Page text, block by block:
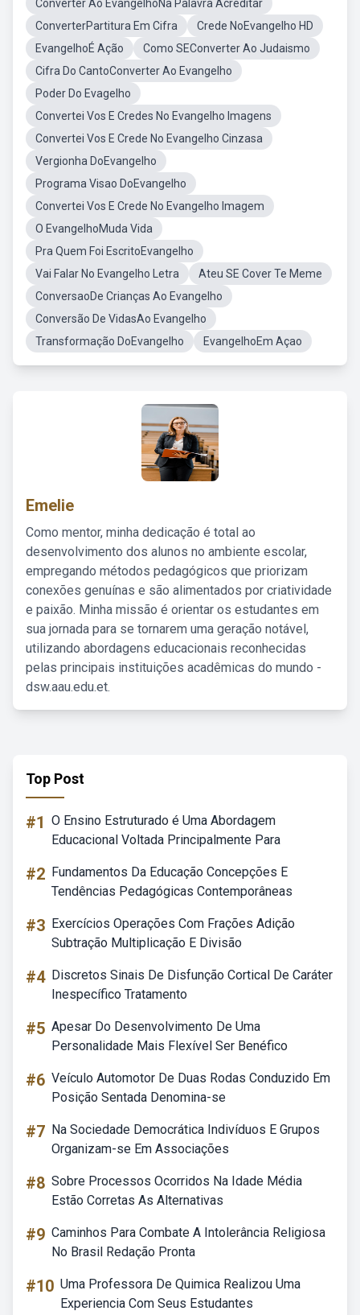
Converter Ao EvangelhoNa Palavra Acreditar
ConverterPartitura Em Cifra
Crede NoEvangelho HD
EvangelhoÉ Ação
Como SEConverter Ao Judaismo
Cifra Do CantoConverter Ao Evangelho
Poder Do Evagelho
Convertei Vos E Credes No Evangelho Imagens
Convertei Vos E Crede No Evangelho Cinzasa
Vergionha DoEvangelho
Programa Visao DoEvangelho
Convertei Vos E Crede No Evangelho Imagem
O EvangelhoMuda Vida
Pra Quem Foi EscritoEvangelho
Vai Falar No Evangelho Letra
Ateu SE Cover Te Meme
ConversaoDe Crianças Ao Evangelho
Conversão De VidasAo Evangelho
Transformação DoEvangelho
EvangelhoEm Açao
Emelie
Como mentor, minha dedicação é total ao
desenvolvimento dos alunos no ambiente escolar,
empregando métodos pedagógicos que priorizam
conexões genuínas e são alimentados por criatividade
e paixão. Minha missão é orientar os estudantes em
sua jornada para se tornarem uma geração notável,
utilizando abordagens educacionais reconhecidas
pelas principais instituições acadêmicas do mundo -
dsw.aau.edu.et.
Top Post
#1 O Ensino Estruturado é Uma Abordagem
Educacional Voltada Principalmente Para
#2 Fundamentos Da Educação Concepções E
Tendências Pedagógicas Contemporâneas
#3 Exercícios Operações Com Frações Adição
Subtração Multiplicação E Divisão
#4 Discretos Sinais De Disfunção Cortical De Caráter
Inespecífico Tratamento
#5 Apesar Do Desenvolvimento De Uma
Personalidade Mais Flexível Ser Benéfico
#6 Veículo Automotor De Duas Rodas Conduzido Em
Posição Sentada Denomina-se
#7 Na Sociedade Democrática Indivíduos E Grupos
Organizam-se Em Associações
#8 Sobre Processos Ocorridos Na Idade Média
Estão Corretas As Alternativas
#9 Caminhos Para Combate A Intolerância Religiosa
No Brasil Redação Pronta
#10 Uma Professora De Quimica Realizou Uma
Experiencia Com Seus Estudantes